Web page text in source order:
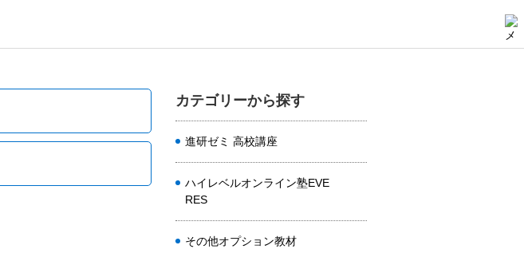
カテゴリーから探す
進研ゼミ 高校講座
ハイレベルオンライン塾EVE
RES
その他オプション教材